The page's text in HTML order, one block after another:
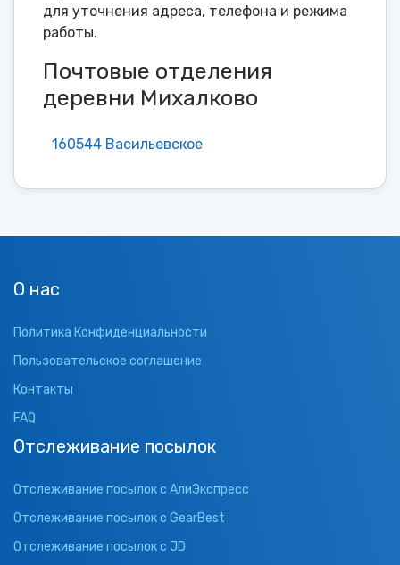
для уточнения адреса, телефона и режима
работы.
Почтовые отделения
деревни Михалково
160544 Васильевское
О нас
Политика Конфиденциальности
Пользовательское соглашение
Контакты
FAQ
Отслеживание посылок
Отслеживание посылок с АлиЭкспресс
Отслеживание посылок с GearBest
Отслеживание посылок с JD